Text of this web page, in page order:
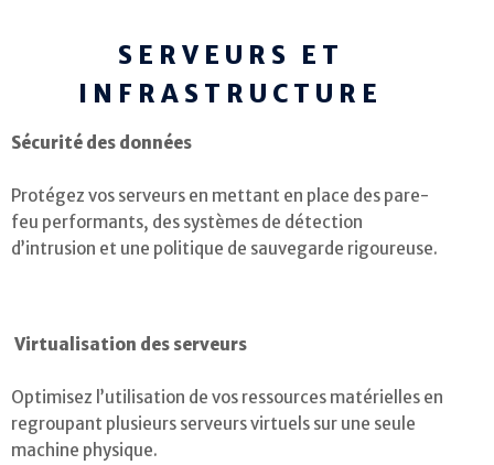
SERVEURS ET
INFRASTRUCTURE
Sécurité des données
Protégez vos serveurs en mettant en place des pare-
feu performants, des systèmes de détection
d’intrusion et une politique de sauvegarde rigoureuse.
Virtualisation des serveurs
Optimisez l’utilisation de vos ressources matérielles en
regroupant plusieurs serveurs virtuels sur une seule
machine physique.